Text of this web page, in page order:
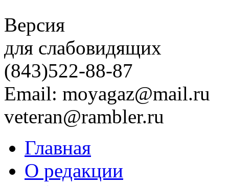
Версия
для слабовидящих
(843)522-88-87
Email: moyagaz@mail.ru
veteran@rambler.ru
Главная
О редакции